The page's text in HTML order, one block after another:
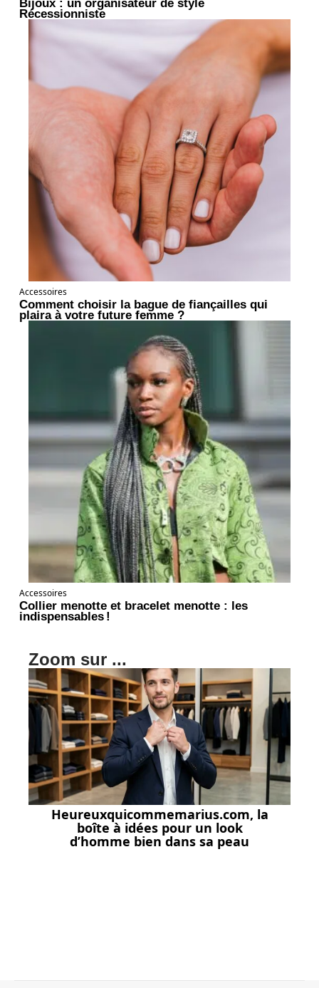
Bijoux : un organisateur de style
Récessionniste
Accessoires
Comment choisir la bague de fiançailles qui
plaira à votre future femme ?
Accessoires
Collier menotte et bracelet menotte : les
indispensables !
Zoom sur ...
Heureuxquicommemarius.com, la
boîte à idées pour un look
d’homme bien dans sa peau